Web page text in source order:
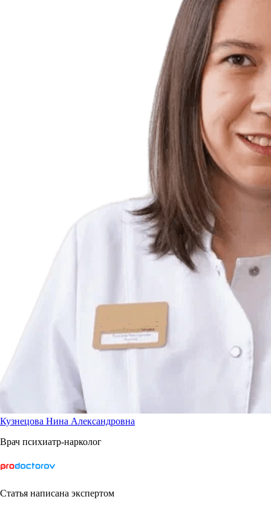
Кузнецова Нина Александровна
Врач психиатр-нарколог
Статья написана экспертом